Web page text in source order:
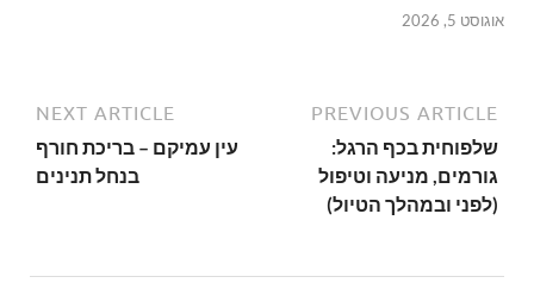
אוגוסט 5, 2026
PREVIOUS ARTICLE
שלפוחית בכף הרגל:
גורמים, מניעה וטיפול
(לפני ובמהלך הטיול)
NEXT ARTICLE
עין עמיקם – בריכת חורף
בנחל תנינים